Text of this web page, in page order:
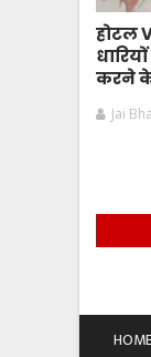
होटल
करने के
Jai